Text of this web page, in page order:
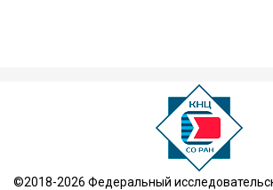
©2018-2026 Федеральный